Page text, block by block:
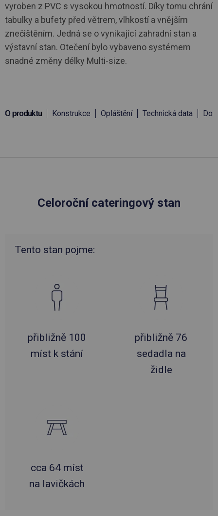
vyroben z PVC s vysokou hmotností. Díky tomu chrání
tabulky a bufety před větrem, vlhkostí a vnějším
znečištěním. Jedná se o vynikající zahradní stan a
výstavní stan. Otečení bylo vybaveno systémem
snadné změny délky Multi-size.
O produktu Konstrukce Opláštění Technická data
Celoroční cateringový stan
Tento stan pojme:
přibližně 100
míst k stání
přibližně 76
sedadla na
židle
cca 64 míst
na lavičkách